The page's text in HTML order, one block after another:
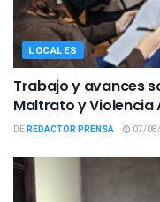
LOCALES
Trabajo y avances
Maltrato y Violencia
DEREDACTOR PRENSA 07/